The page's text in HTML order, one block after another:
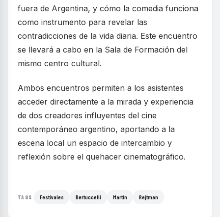
fuera de Argentina, y cómo la comedia funciona
como instrumento para revelar las
contradicciones de la vida diaria. Este encuentro
se llevará a cabo en la Sala de Formación del
mismo centro cultural.
Ambos encuentros permiten a los asistentes
acceder directamente a la mirada y experiencia
de dos creadores influyentes del cine
contemporáneo argentino, aportando a la
escena local un espacio de intercambio y
reflexión sobre el quehacer cinematográfico.
TAGS Festivales Bertuccelli Martín Rejtman